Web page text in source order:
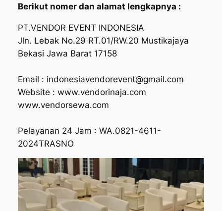
Berikut nomer dan alamat lengkapnya :
PT.VENDOR EVENT INDONESIA
Jln. Lebak No.29 RT.01/RW.20 Mustikajaya
Bekasi Jawa Barat 17158
Email : indonesiavendorevent@gmail.com
Website : www.vendorinaja.com
www.vendorsewa.com
Pelayanan 24 Jam : WA.0821-4611-
2024TRASNO